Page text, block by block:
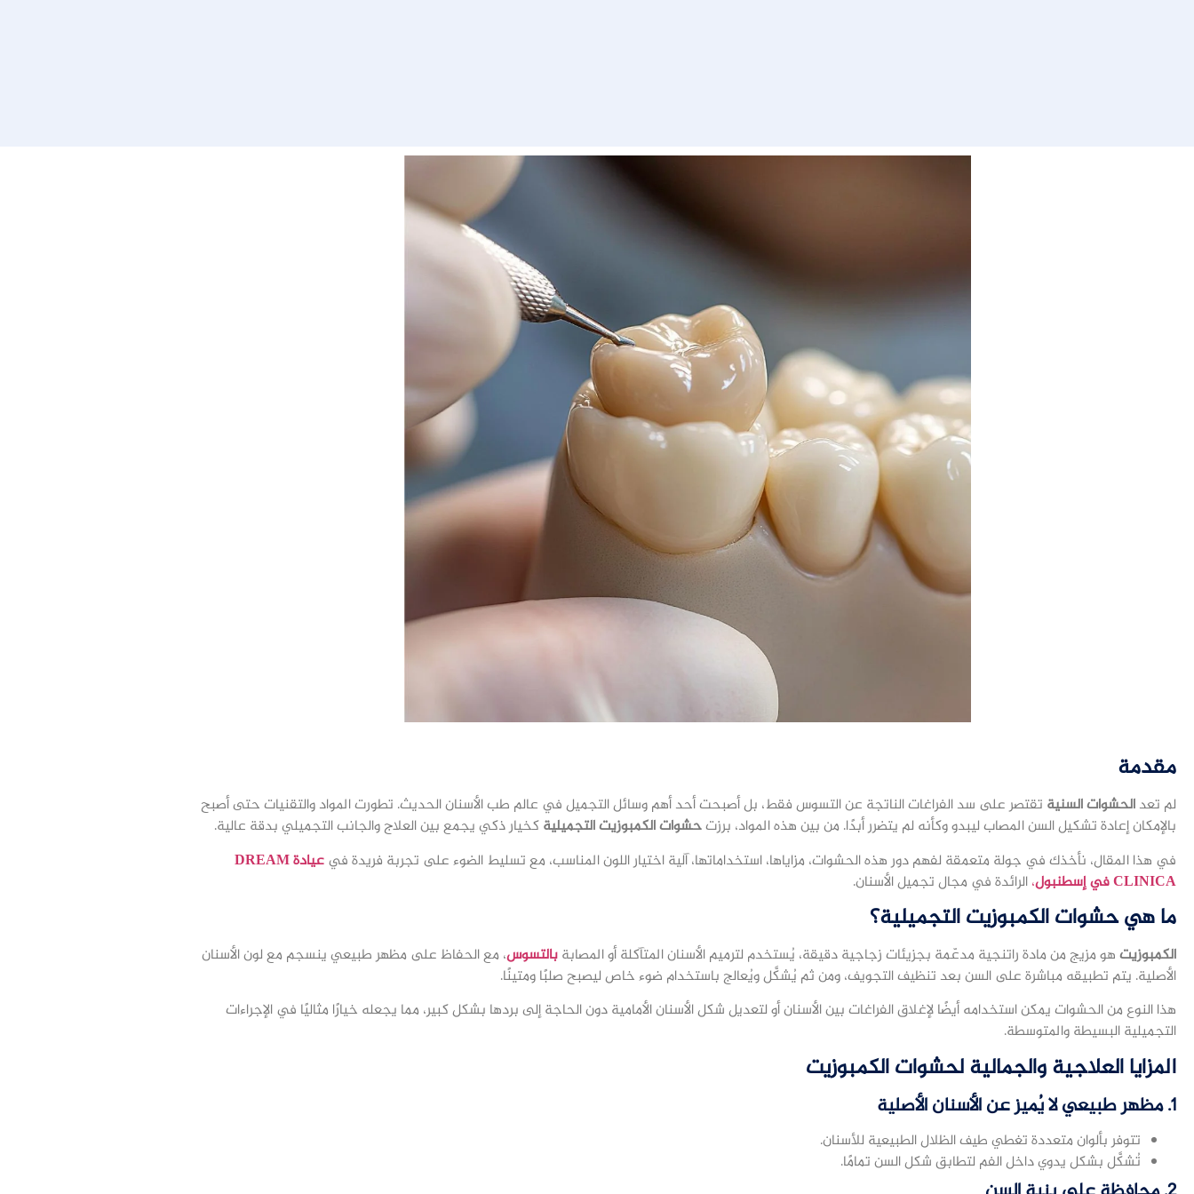
مقدمة
لم تعدالحشوات السنية تقتصر على سد الفراغات الناتجة عن التسوس فقط، بل أصبحت أحد أهم وسائل التجميل في عالم طب الأسنان الحديث. تطورت المواد والتقنيات حتى أصبح
بالإمكان إعادة تشكيل السن المصاب ليبدو وكأنه لم يتضرر أبدًا. من بين هذه المواد، برزتحشوات الكمبوزيت التجميليةكخيار ذكي يجمع بين العلاج والجانب التجميلي بدقة عالية.
في هذا المقال، نأخذك في جولة متعمقة لفهم دور هذه الحشوات، مزاياها، استخداماتها، آلية اختيار اللون المناسب، مع تسليط الضوء على تجربة فريدة في
عيادة DREAM
CLINICA في إسطنبول
،الرائدة في مجال تجميل الأسنان.
ما هي حشوات الكمبوزيت التجميلية؟
الكمبوزيتهو مزيج من مادة راتنجية مدعّمة بجزيئات زجاجية دقيقة، يُستخدم لترميم الأسنان المتآكلة أو المصابةبالتسوس، مع الحفاظ على مظهر طبيعي ينسجم مع لون الأسنان
الأصلية. يتم تطبيقه مباشرة على السن بعد تنظيف التجويف، ومن ثم يُشكَّل ويُعالج باستخدام ضوء خاص ليصبح صلبًا ومتينًا.
هذا النوع من الحشوات يمكن استخدامه أيضًا لإغلاق الفراغات بين الأسنان أو لتعديل شكل الأسنان الأمامية دون الحاجة إلى بردها بشكل كبير، مما يجعله خيارًا مثاليًا في الإجراءات
التجميلية البسيطة والمتوسطة.
المزايا العلاجية والجمالية لحشوات الكمبوزيت
1. مظهر طبيعي لا يُميز عن الأسنان الأصلية
تتوفر بألوان متعددة تغطي طيف الظلال الطبيعية للأسنان.
تُشكَّل بشكل يدوي داخل الفم لتطابق شكل السن تمامًا.